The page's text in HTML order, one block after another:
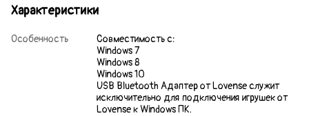
Характеристики
Особенность
Совместимость c:
Windows 7
Windows 8
Windows 10
USB Bluetooth Адаптер от Lovense служит
исключительно для подключения игрушек от
Lovense к Windows ПК.